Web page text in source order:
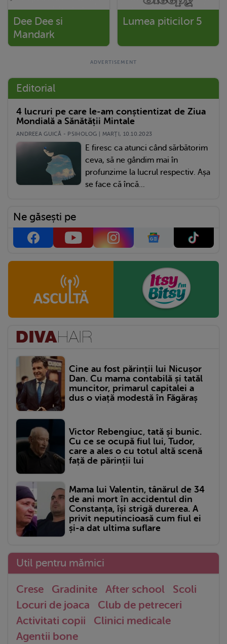
Dee Dee si
Mandark
Lumea piticilor 5
Editorial
4 lucruri pe care le-am conștientizat de Ziua
Mondială a Sănătății Mintale
ANDREEA GUICĂ - PSIHOLOG | MARŢI, 10.10.2023
E firesc ca atunci când sărbătorim
ceva, să ne gândim mai în
profunzime la lucrul respectiv. Așa
se face că încă...
Ne găsești pe
Cine au fost părinții lui Nicușor
Dan. Cu mama contabilă și tatăl
muncitor, primarul capitalei a
dus o viață modestă în Făgăraș
Victor Rebengiuc, tată și bunic.
Cu ce se ocupă fiul lui, Tudor,
care a ales o cu totul altă scenă
față de părinții lui
Mama lui Valentin, tânărul de 34
de ani mort în accidentul din
Constanța, își strigă durerea. A
privit neputincioasă cum fiul ei
și-a dat ultima suflare
Util pentru mămici
Crese Gradinite After school
Scoli
Locuri de joaca
Club de petreceri
Activitati copii
Clinici medicale
Agentii bone